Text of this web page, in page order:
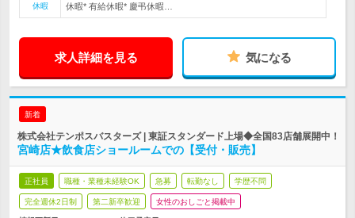
休暇
休暇* 有給休暇* 慶弔休暇…
求人詳細を見る 気になる
新着
株式会社テンポスバスターズ | 東証スタンダード上場◆全国83店舗展開中！
宮崎店★飲食店ショールームでの【受付・販売】
正社員 職種・業種未経験OK 急募 転勤なし 学歴不問
完全週休2日制 第二新卒歓迎 女性のおしごと掲載中